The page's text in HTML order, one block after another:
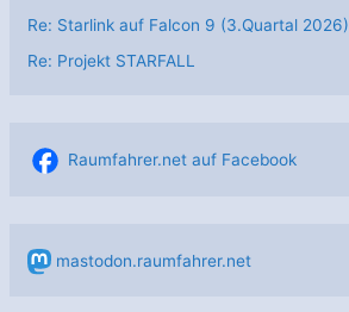
Re: Starlink auf Falcon 9 (3.Quartal 2026)
Re: Projekt STARFALL
Raumfahrer.net auf Facebook
mastodon.raumfahrer.net